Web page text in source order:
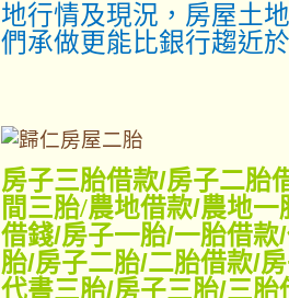
地行情及現況，房屋土
們承做更能比銀行趨近
房子三胎借款/房子二胎
間三胎/農地借款/農地一
借錢/房子一胎/一胎借款/
胎/房子二胎/二胎借款/
代書三胎/房子三胎/三胎